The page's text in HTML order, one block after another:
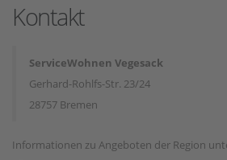
Kontakt
ServiceWohnen Vegesack
Gerhard-Rohlfs-Str. 23/24
28757 Bremen
Informationen zu Angeboten der Region